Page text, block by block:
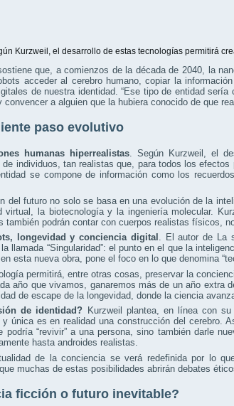
Kurzweil, el desarrollo de estas tecnologías permitirá
que, a comienzos de la década de 2040, la
acceder al cerebro humano, copiar la
de nuestra identidad. “Ese tipo de entidad
convencer a alguien que la hubiera conocido de que
paso evolutivo
humanas hiperrealistas. Según Kurzweil, el
de individuos, tan realistas que, para todos los
se compone de información como los
del futuro no solo se basa en una evolución de la
virtual, la biotecnología y la ingeniería molecular.
también podrán contar con cuerpos realistas físicos,
longevidad y conciencia digital . El autor de La
llamada “Singularidad”: el punto en el que la
esta nueva obra, pone el foco en lo que denomina
permitirá, entre otras cosas, preservar la
año que vivamos, ganaremos más de un año extra
de escape de la longevidad, donde la ciencia
de identidad? Kurzweil plantea, en línea con
y única es en realidad una construcción del cerebro.
podría “revivir” a una persona, sino también darle
hasta androides realistas.
de la conciencia se verá redefinida por lo
muchas de estas posibilidades abrirán debates
ficción o futuro inevitable?